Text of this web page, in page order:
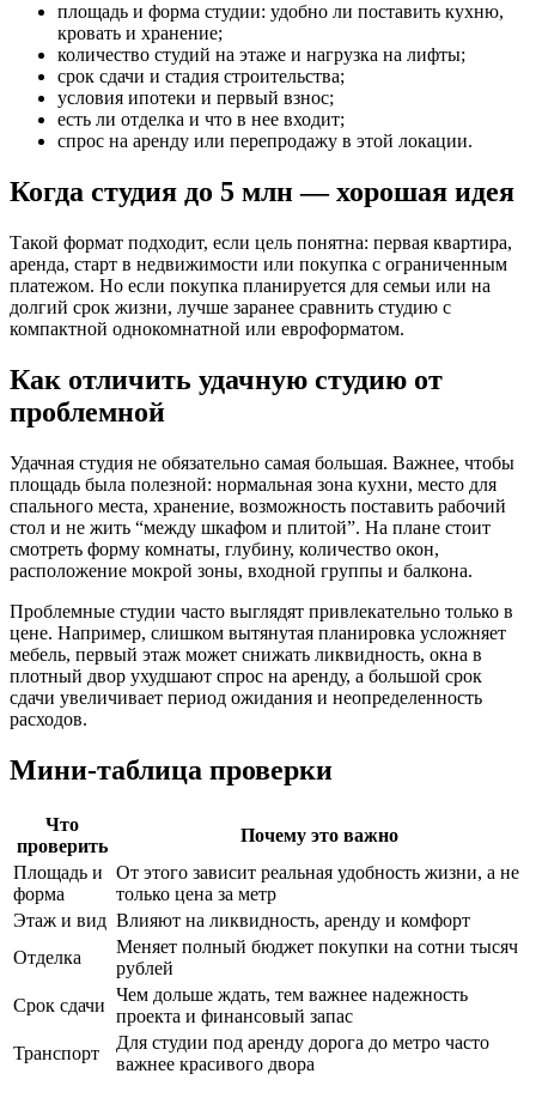
площадь и форма студии: удобно ли поставить кухню,
кровать и хранение;
количество студий на этаже и нагрузка на лифты;
срок сдачи и стадия строительства;
условия ипотеки и первый взнос;
есть ли отделка и что в нее входит;
спрос на аренду или перепродажу в этой локации.
Когда студия до 5 млн — хорошая идея
Такой формат подходит, если цель понятна: первая квартира,
аренда, старт в недвижимости или покупка с ограниченным
платежом. Но если покупка планируется для семьи или на
долгий срок жизни, лучше заранее сравнить студию с
компактной однокомнатной или евроформатом.
Как отличить удачную студию от
проблемной
Удачная студия не обязательно самая большая. Важнее, чтобы
площадь была полезной: нормальная зона кухни, место для
спального места, хранение, возможность поставить рабочий
стол и не жить “между шкафом и плитой”. На плане стоит
смотреть форму комнаты, глубину, количество окон,
расположение мокрой зоны, входной группы и балкона.
Проблемные студии часто выглядят привлекательно только в
цене. Например, слишком вытянутая планировка усложняет
мебель, первый этаж может снижать ликвидность, окна в
плотный двор ухудшают спрос на аренду, а большой срок
сдачи увеличивает период ожидания и неопределенность
расходов.
Мини-таблица проверки
Что
проверить
Почему это важно
Площадь и
форма
От этого зависит реальная удобность жизни, а не
только цена за метр
Этаж и вид Влияют на ликвидность, аренду и комфорт
Отделка
Меняет полный бюджет покупки на сотни тысяч
рублей
Срок сдачи
Чем дольше ждать, тем важнее надежность
проекта и финансовый запас
Транспорт
Для студии под аренду дорога до метро часто
важнее красивого двора